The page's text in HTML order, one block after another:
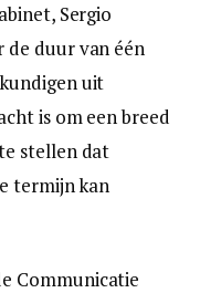
Sergio
duur van één
uit
is om een breed
stellen dat
termijn kan
Communicatie